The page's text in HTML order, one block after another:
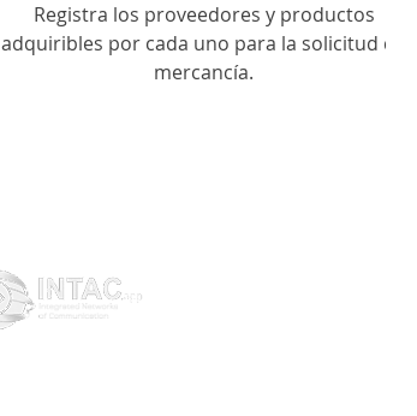
Registra los proveedores y productos
adquiribles por cada uno para la solicitud de
mercancía.